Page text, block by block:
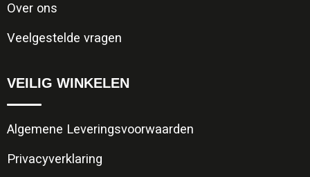
Over ons
Veelgestelde vragen
VEILIG WINKELEN
Algemene Leveringsvoorwaarden
Privacyverklaring